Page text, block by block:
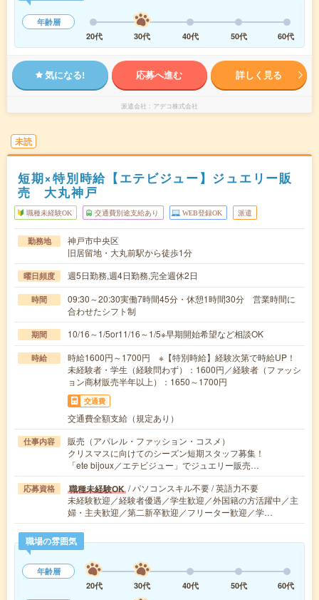
年齢層
20代
30代 40代 50代 60代
気になる! 応募へ進む 詳しく見る
派遣会社 アデコ株式会社
未読
短期×特別時給【エテビジュー】ジュエリー販
売 大丸神戸
職種未経験OK 交通費別途支給あり WEB登録OK 派遣
勤務地
神戸市中央区
旧居留地・大丸前駅から徒歩1分
曜日頻度 週5日勤務,週4日勤務,完全週休2日
時間
09:30～20:30実働7時間45分・休憩1時間30分 営業時間に
合わせたシフト制
期間 10/16～1/5or11/16～1/5※早期開始希望など相談OK
時給
時給1600円～1700円 ※【特別時給】経験次第で時給UP！
未経験者・学生（経験問わず）：1600円／経験者（ファッシ
ョン商材販売半年以上）：1650～1700円
交通費
交通費全額支給（規定あり）
仕事内容
販売（アパレル・ファッション・コスメ）
クリスマスに向けてのシーズン短期スタッフ募集！
「ete bijoux／エテビジュー」でジュエリー販売…
応募資格 職種未経験OK / パソコンスキル不要 / 英語力不要
未経験歓迎／経験者優遇／学生歓迎／外国籍の方活躍中／主
婦・主夫歓迎／第二新卒歓迎／フリーター歓迎／学…
職場の雰囲気
年齢層
20代
30代 40代 50代
60代